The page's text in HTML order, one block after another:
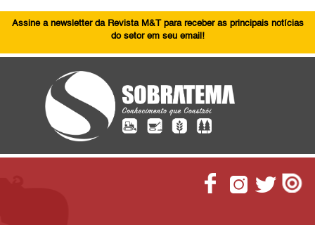
Assine a newsletter da Revista M&T para receber as principais notícias
do setor em seu email!